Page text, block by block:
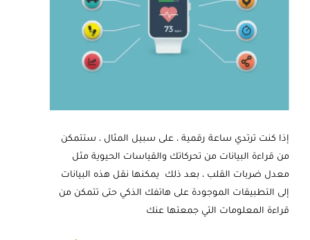
إذا كنت ترتدي ساعة رقمية ، على سبيل المثال ، ستتمكن
من قراءة البيانات من تحركاتك والقياسات الحيوية مثل
معدل ضربات القلب ، بعد ذلك يمكنها نقل هذه البيانات
إلى التطبيقات الموجودة على هاتفك الذكي حتى تتمكن من
قراءة المعلومات التي جمعتها عنك